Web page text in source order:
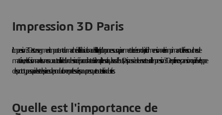
Impression 3D Paris
L'impression 3D est un segment important du marché de la fabrication additive. Il s'agit d'un processus qui permet de créer un objet tridimensionnel en imprimant de fines couches de
matériau, en les fusionnant les unes aux autres à l'aide d'un dessin créé par ordinateur. Bien qu'il n'en soit qu'à ses débuts, Paris possède un secteur de l'impression 3D en pleine expansion qui développe
des prototypes rapides et des pièces de production en petites séries pour presque toutes les industries.
Quelle est l'importance de